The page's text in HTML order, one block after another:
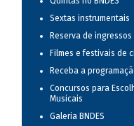
Sextas instrumentais
Reserva de ingressos
Filmes e festivais de
Receba a
Concursos para
Musicais
Galeria BNDES